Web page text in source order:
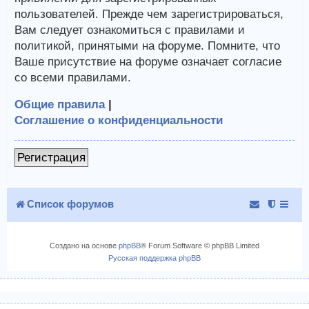
пользователей. Прежде чем зарегистрироваться,
Вам следует ознакомиться с правилами и
политикой, принятыми на форуме. Помните, что
Ваше присутствие на форуме означает согласие
со всеми правилами.
Общие правила|
Соглашение о конфиденциальности
Регистрация
Список форумов
Создано на основе phpBB® Forum Software © phpBB Limited
Русская поддержка phpBB